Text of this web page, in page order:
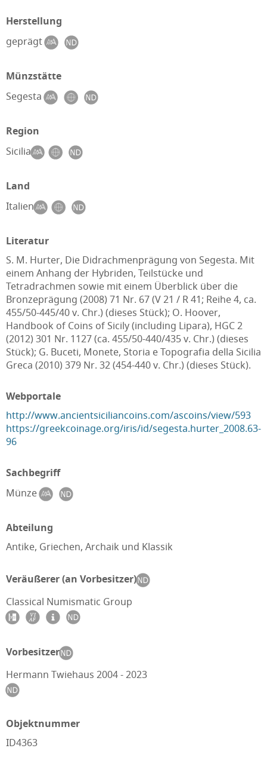
Herstellung
geprägt
Münzstätte
Segesta
Region
Sicilia
Land
Italien
Literatur
S. M. Hurter, Die Didrachmenprägung von Segesta. Mit
einem Anhang der Hybriden, Teilstücke und
Tetradrachmen sowie mit einem Überblick über die
Bronzeprägung (2008) 71 Nr. 67 (V 21 / R 41; Reihe 4, ca.
455/50-445/40 v. Chr.) (dieses Stück); O. Hoover,
Handbook of Coins of Sicily (including Lipara), HGC 2
(2012) 301 Nr. 1127 (ca. 455/50-440/435 v. Chr.) (dieses
Stück); G. Buceti, Monete, Storia e Topografia della Sicilia
Greca (2010) 379 Nr. 32 (454-440 v. Chr.) (dieses Stück).
Webportale
http://www.ancientsiciliancoins.com/ascoins/view/593
https://greekcoinage.org/iris/id/segesta.hurter_2008.63-
96
Sachbegriff
Münze
Abteilung
Antike, Griechen, Archaik und Klassik
Veräußerer (an Vorbesitzer)
Classical Numismatic Group
Vorbesitzer
Hermann Twiehaus 2004 - 2023
Objektnummer
ID4363